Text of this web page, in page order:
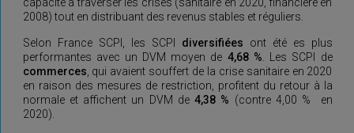
2008) tout en distribuant des revenus stables et réguliers.
Selon France SCPI, les SCPI diversifiées ont été es plus
performantes avec un DVM moyen de 4,68 % . Les SCPI de
commerces , qui avaient souffert de la crise sanitaire en 2020
en raison des mesures de restriction, profitent du retour à la
normale et affichent un DVM de 4,38 % (contre 4,00 % en
2020).